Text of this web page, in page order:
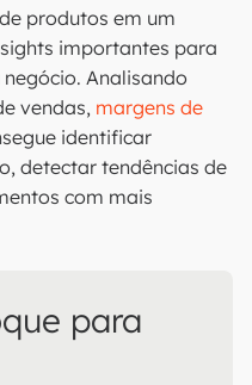
produtos em um
importantes para
Analisando
vendas, margens de
identificar
detectar tendências de
com mais
para